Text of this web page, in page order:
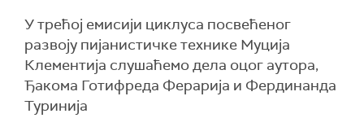
У трећој емисији циклуса посвећеног
развоју пијанистичке технике Муција
Клементија слушаћемо дела оцог аутора,
Ђакома Готифреда Ферарија и Фердинанда
Туринија